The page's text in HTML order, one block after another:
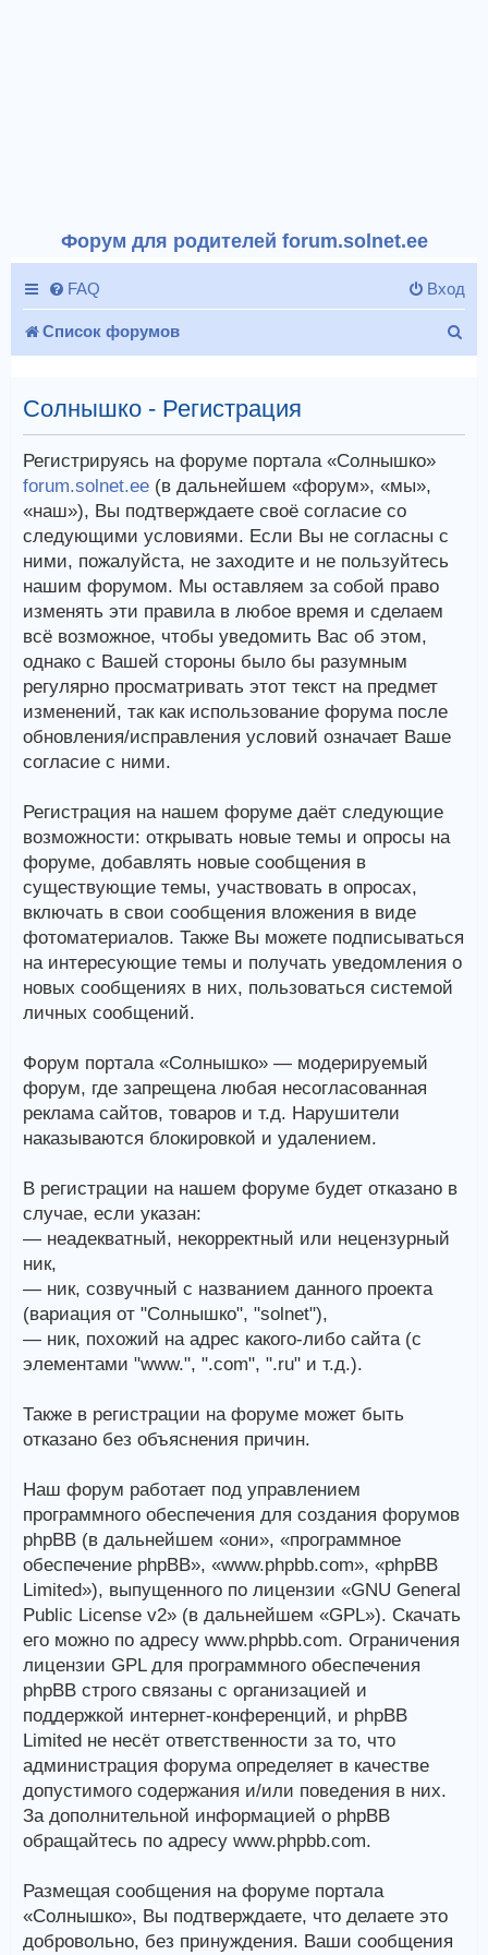
Форум для родителей forum.solnet.ee
FAQ Вход
Список форумов
с
Солнышко - Регистрация
Регистрируясь на форуме портала «Солнышко»
forum.solnet.ee (в дальнейшем «форум», «мы»,
«наш»), Вы подтверждаете своё согласие со
следующими условиями. Если Вы не согласны с
ними, пожалуйста, не заходите и не пользуйтесь
нашим форумом. Мы оставляем за собой право
изменять эти правила в любое время и сделаем
всё возможное, чтобы уведомить Вас об этом,
однако с Вашей стороны было бы разумным
регулярно просматривать этот текст на предмет
изменений, так как использование форума после
обновления/исправления условий означает Ваше
согласие с ними.
Регистрация на нашем форуме даёт следующие
возможности: открывать новые темы и опросы на
форуме, добавлять новые сообщения в
существующие темы, участвовать в опросах,
включать в свои сообщения вложения в виде
фотоматериалов. Также Вы можете подписываться
на интересующие темы и получать уведомления о
новых сообщениях в них, пользоваться системой
личных сообщений.
Форум портала «Солнышко» — модерируемый
форум, где запрещена любая несогласованная
реклама сайтов, товаров и т.д. Нарушители
наказываются блокировкой и удалением.
В регистрации на нашем форуме будет отказано в
случае, если указан:
— неадекватный, некорректный или нецензурный
ник,
— ник, созвучный с названием данного проекта
(вариация от "Солнышко", "solnet"),
— ник, похожий на адрес какого-либо сайта (с
элементами "www.", ".com", ".ru" и т.д.).
Также в регистрации на форуме может быть
отказано без объяснения причин.
Наш форум работает под управлением
программного обеспечения для создания форумов
phpBB (в дальнейшем «они», «программное
обеспечение phpBB», «www.phpbb.com», «phpBB
Limited»), выпущенного по лицензии «GNU General
Public License v2» (в дальнейшем «GPL»). Скачать
его можно по адресу www.phpbb.com. Ограничения
лицензии GPL для программного обеспечения
phpBB строго связаны с организацией и
поддержкой интернет-конференций, и phpBB
Limited не несёт ответственности за то, что
администрация форума определяет в качестве
допустимого содержания и/или поведения в них.
За дополнительной информацией о phpBB
обращайтесь по адресу www.phpbb.com.
Размещая сообщения на форуме портала
«Солнышко», Вы подтверждаете, что делаете это
добровольно, без принуждения. Ваши сообщения